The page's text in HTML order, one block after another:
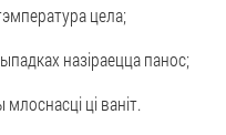
цела;
назіраецца панос;
ці ваніт.